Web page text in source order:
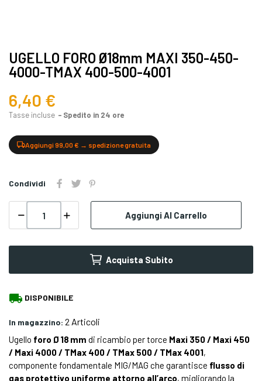
UGELLO FORO Ø18mm MAXI 350-450-
4000-TMAX 400-500-4001
6,40 €
Tasse incluse Spedito in 24 ore
Aggiungi 99,00 € → spedizione gratuita
Condividi
Aggiungi Al Carrello
Acquista Subito
local_shipping DISPONIBILE
In magazzino: 2 Articoli
Ugello foro Ø 18 mm di ricambio per torce Maxi 350 / Maxi 450
/ Maxi 4000 / TMax 400 / TMax 500 / TMax 4001,
componente fondamentale MIG/MAG che garantisce flusso di
gas protettivo uniforme attorno all’arco, migliorando la